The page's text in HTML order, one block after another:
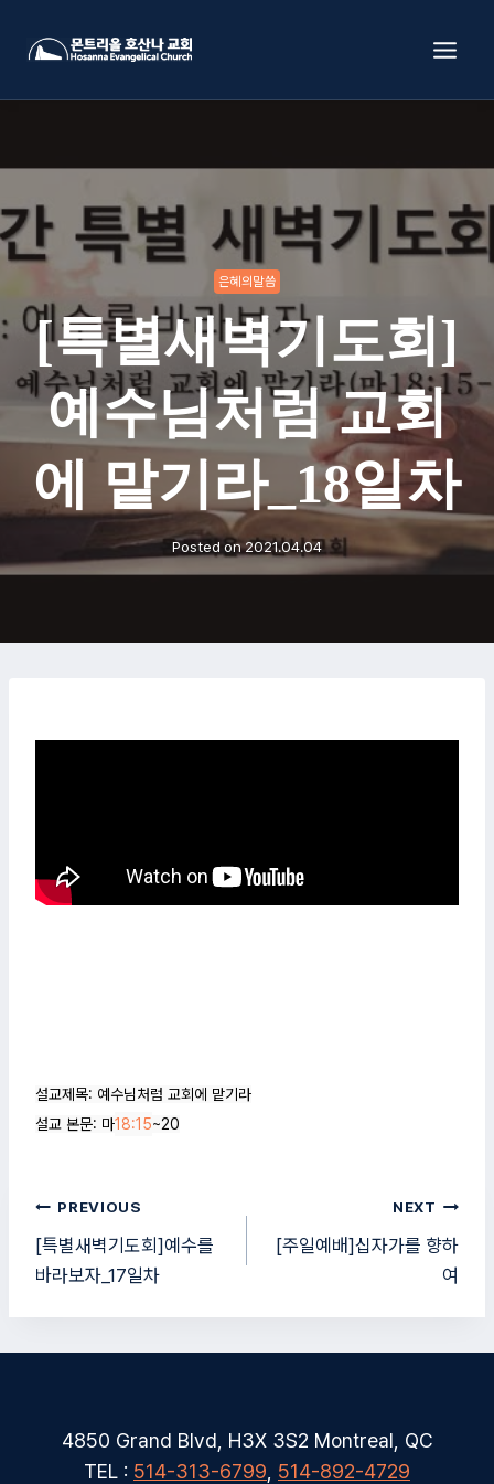
은혜의말씀
[특별새벽기도회]
예수님처럼 교회
에 맡기라_18일차
Posted on2021.04.04
설교제목: 예수님처럼 교회에 맡기라
설교 본문: 마18:15~20
글
탐
색
PREVIOUS
[특별새벽기도회]예수를
바라보자_17일차
NEXT
[주일예배]십자가를 향하
여
4850 Grand Blvd, H3X 3S2 Montreal, QC
TEL : 514-313-6799 514-892-4729